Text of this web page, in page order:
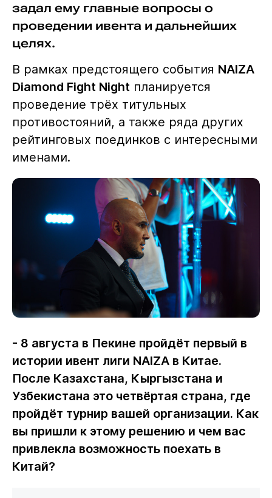
задал ему главные вопросы о
проведении ивента и дальнейших
целях.
В рамках предстоящего события NAIZA
Diamond Fight Night планируется
проведение трёх титульных
противостояний, а также ряда других
рейтинговых поединков с интересными
именами.
- 8 августа в Пекине пройдёт первый в
истории ивент лиги NAIZA в Китае.
После Казахстана, Кыргызстана и
Узбекистана это четвёртая страна, где
пройдёт турнир вашей организации. Как
вы пришли к этому решению и чем вас
привлекла возможность поехать в
Китай?